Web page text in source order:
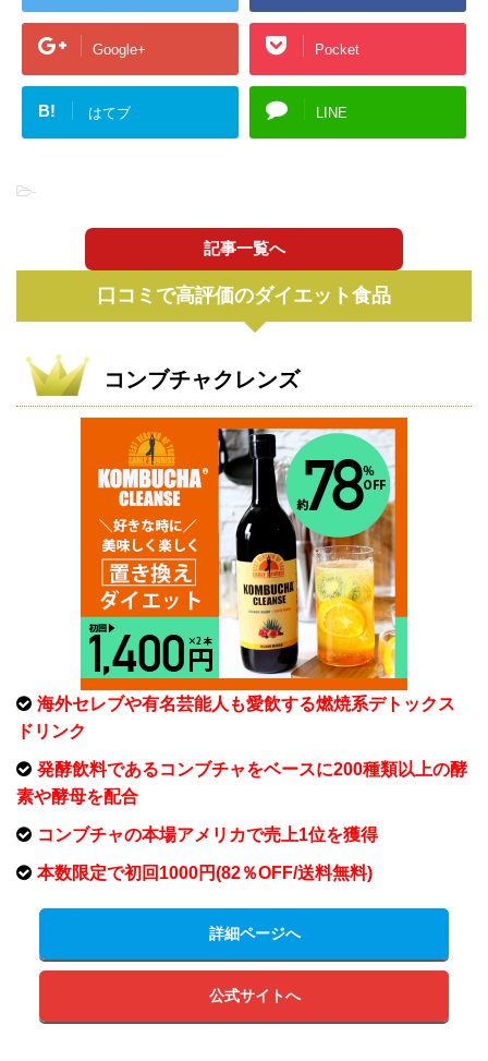
Google+ Pocket
B! はてブ LINE
-
記事一覧へ
口コミで高評価のダイエット食品
コンブチャクレンズ
海外セレブや有名芸能人も愛飲する燃焼系デトックス
ドリンク
発酵飲料であるコンブチャをベースに200種類以上の酵
素や酵母を配合
コンブチャの本場アメリカで売上1位を獲得
本数限定で初回1000円(82％OFF/送料無料)
詳細ページへ
公式サイトへ